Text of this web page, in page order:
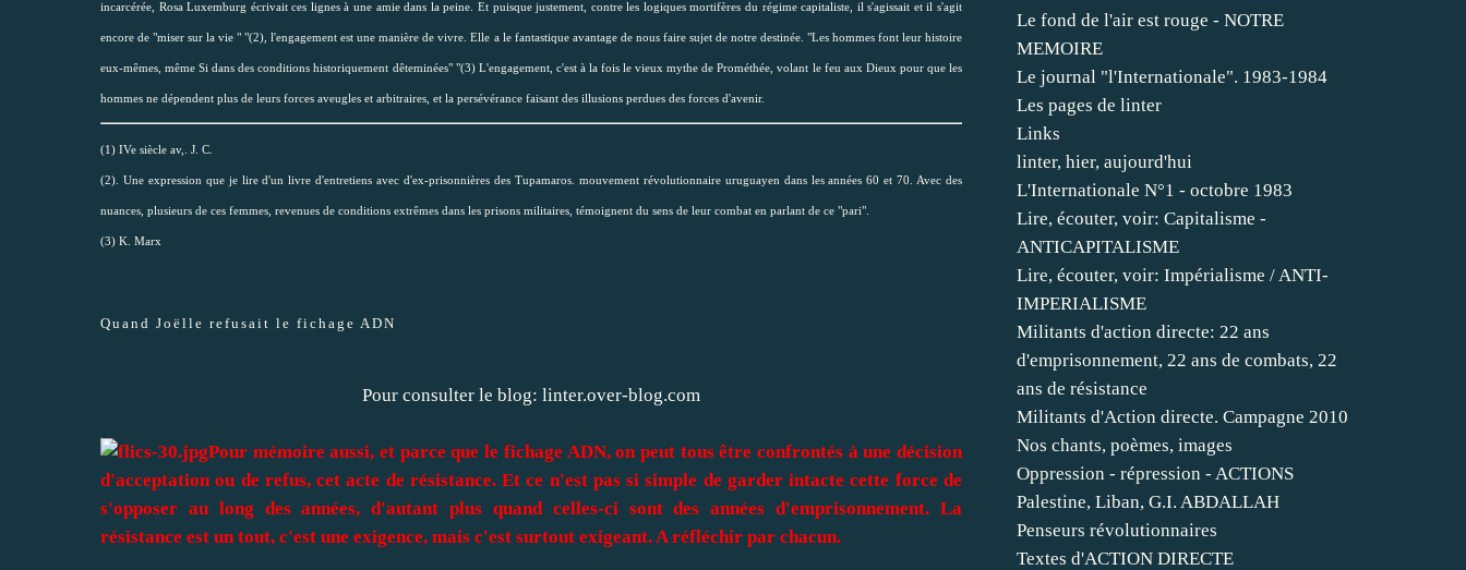
incarcérée, Rosa Luxemburg écrivait ces lignes à une amie dans la peine. Et puisque justement, contre les logiques mortifères du régime capitaliste, il s'agissait et il s'agit
encore de "miser sur la vie " "(2), l'engagement est une manière de vivre. Elle a le fantastique avantage de nous faire sujet de notre destinée. "Les hommes font leur histoire
eux-mêmes, même Si dans des conditions historiquement dêteminées" "(3) L'engagement, c'est à la fois le vieux mythe de Prométhée, volant le feu aux Dieux pour que les
hommes ne dépendent plus de leurs forces aveugles et arbitraires, et la persévérance faisant des illusions perdues des forces d'avenir.
(1) IVe siècle av,. J. C.
(2). Une expression que je lire d'un livre d'entretiens avec d'ex-prisonnières des Tupamaros. mouvement révolutionnaire uruguayen dans les années 60 et 70. Avec des
nuances, plusieurs de ces femmes, revenues de conditions extrêmes dans les prisons militaires, témoignent du sens de leur combat en parlant de ce "pari".
(3) K. Marx
Quand Joëlle refusait le fichage ADN
Pour consulter le blog: linter.over-blog.com
Pour mémoire aussi, et parce que le fichage ADN, on peut tous être confrontés à une décision
d'acceptation ou de refus, cet acte de résistance. Et ce n'est pas si simple de garder intacte cette force de
s'opposer au long des années, d'autant plus quand celles-ci sont des années d'emprisonnement. La
résistance est un tout, c'est une exigence, mais c'est surtout exigeant. A réfléchir par chacun.
Le fond de l'air est rouge - NOTRE
MEMOIRE
Le journal "l'Internationale". 1983-1984
Les pages de linter
Links
linter, hier, aujourd'hui
L'Internationale N°1 - octobre 1983
Lire, écouter, voir: Capitalisme -
ANTICAPITALISME
Lire, écouter, voir: Impérialisme / ANTI-
IMPERIALISME
Militants d'action directe: 22 ans
d'emprisonnement, 22 ans de combats, 22
ans de résistance
Militants d'Action directe. Campagne 2010
Nos chants, poèmes, images
Oppression - répression - ACTIONS
Palestine, Liban, G.I. ABDALLAH
Penseurs révolutionnaires
Textes d'ACTION DIRECTE